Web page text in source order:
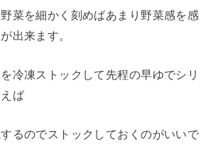
菜を細かく刻めばあまり野菜感を感
出来ます。
冷凍ストックして先程の早ゆでシリ
ば
るのでストックしておくのがいいで